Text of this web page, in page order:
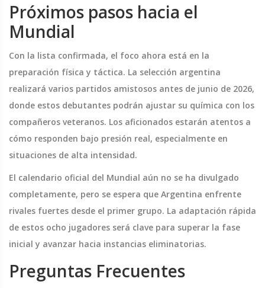
Próximos pasos hacia el
Mundial
Con la lista confirmada, el foco ahora está en la
preparación física y táctica. La selección argentina
realizará varios partidos amistosos antes de junio de 2026,
donde estos debutantes podrán ajustar su química con los
compañeros veteranos. Los aficionados estarán atentos a
cómo responden bajo presión real, especialmente en
situaciones de alta intensidad.
El calendario oficial del Mundial aún no se ha divulgado
completamente, pero se espera que Argentina enfrente
rivales fuertes desde el primer grupo. La adaptación rápida
de estos ocho jugadores será clave para superar la fase
inicial y avanzar hacia instancias eliminatorias.
Preguntas Frecuentes